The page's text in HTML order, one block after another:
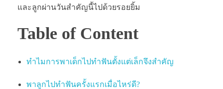
และลูกผ่านวันสำคัญนี้ไปด้วยรอยยิ้ม
Table of Content
ทำไมการพาเด็กไปทำฟันตั้งแต่เล็กจึงสำคัญ
พาลูกไปทำฟันครั้งแรกเมื่อไหร่ดี?